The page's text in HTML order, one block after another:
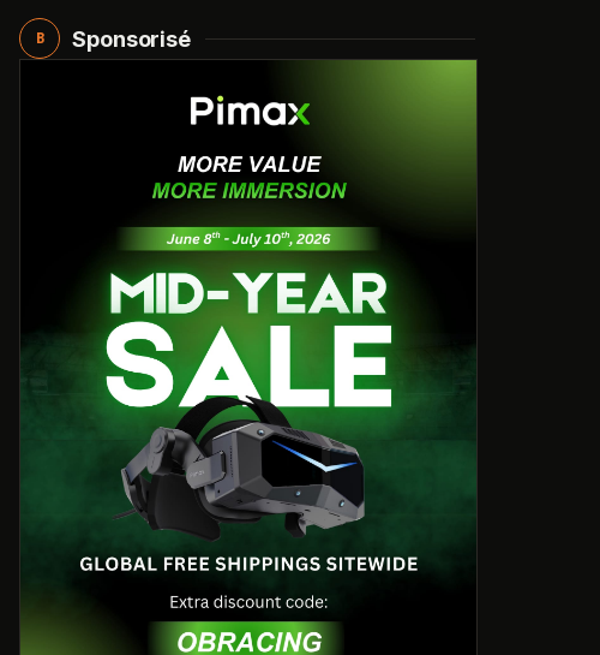
B Sponsorisé